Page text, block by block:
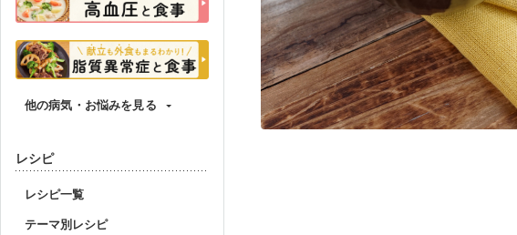
他の病気・お悩みを見る
レシピ
レシピ一覧
テーマ別レシピ